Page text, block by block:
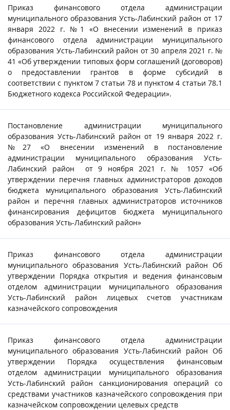
Приказ финансового отдела администрации
муниципального образования Усть-Лабинский район от 17
января 2022 г. №1 «О внесении изменений в приказ
финансового отдела администрации муниципального
образования Усть-Лабинский район от 30 апреля 2021 г. №
41 «Об утверждении типовых форм соглашений (договоров)
о предоставлении грантов в форме субсидий в
соответствии с пунктом 7 статьи 78 и пунктом 4 статьи 78.1
Бюджетного кодекса Российской Федерации».
Постановление администрации муниципального
образования Усть-Лабинский район от 19 января 2022 г.
№27 «О внесении изменений в постановление
администрации муниципального образования Усть-
Лабинский район от 9 ноября 2021 г. № 1057 «Об
утверждении перечня главных администраторов доходов
бюджета муниципального образования Усть-Лабинский
район и перечня главных администраторов источников
финансирования дефицитов бюджета муниципального
образования Усть-Лабинский район»
Приказ финансового отдела администрации
муниципального образования Усть-Лабинский район Об
утверждении Порядка открытия и ведения финансовым
отделом администрации муниципального образования
Усть-Лабинский район лицевых счетов участникам
казначейского сопровождения
Приказ финансового отдела администрации
муниципального образования Усть-Лабинский район Об
утверждении Порядка осуществления финансовым
отделом администрации муниципального образования
Усть-Лабинский район санкционирования операций со
средствами участников казначейского сопровождения при
казначейском сопровождении целевых средств